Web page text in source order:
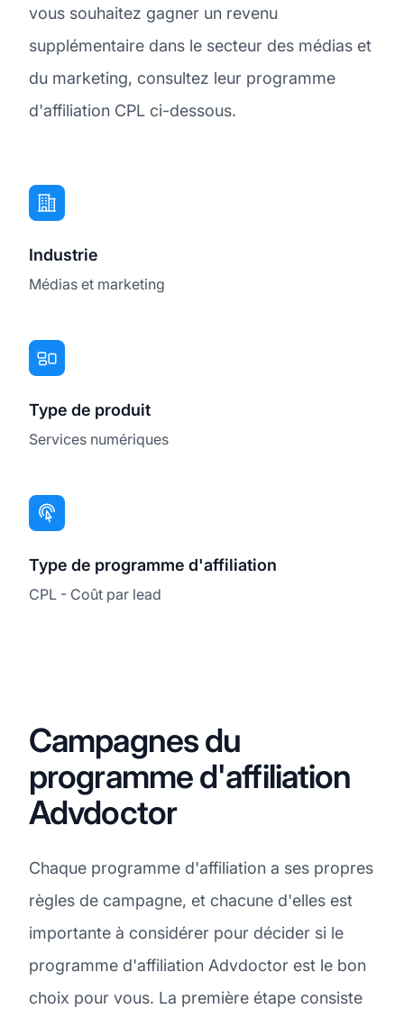
vous souhaitez gagner un revenu
supplémentaire dans le secteur des médias et
du marketing, consultez leur programme
d'affiliation CPL ci-dessous.
Industrie
Médias et marketing
Type de produit
Services numériques
Type de programme d'affiliation
CPL - Coût par lead
Campagnes du
programme d'affiliation
Advdoctor
Chaque programme d'affiliation a ses propres
règles de campagne, et chacune d'elles est
importante à considérer pour décider si le
programme d'affiliation Advdoctor est le bon
choix pour vous. La première étape consiste